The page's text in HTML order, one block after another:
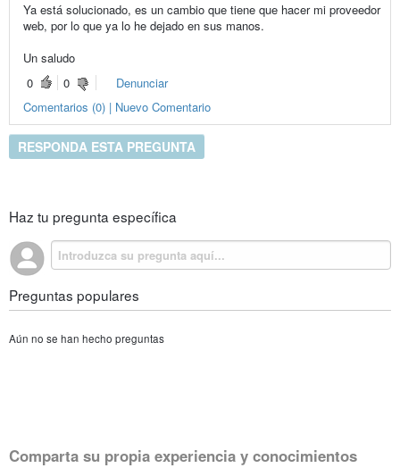
Ya está solucionado, es un cambio que tiene que hacer mi proveedor
web, por lo que ya lo he dejado en sus manos.
Un saludo
0
0
Denunciar
Comentarios (0) | Nuevo Comentario
RESPONDA ESTA PREGUNTA
Haz tu pregunta específica
Preguntas populares
Aún no se han hecho preguntas
Comparta su propia experiencia y conocimientos